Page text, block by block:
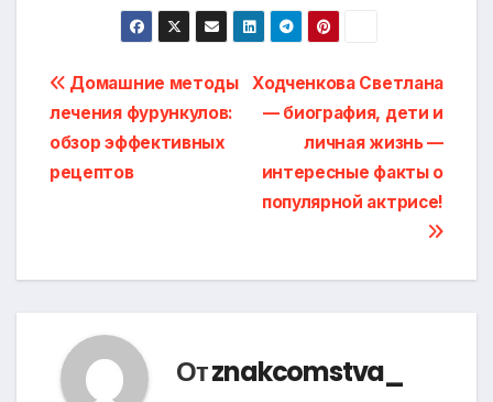
Навигация
по
записям
Ходченкова Светлана
— биография, дети и
личная жизнь —
интересные факты о
популярной актрисе!
Домашние методы
лечения фурункулов:
обзор эффективных
рецептов
Отznakcomstva_